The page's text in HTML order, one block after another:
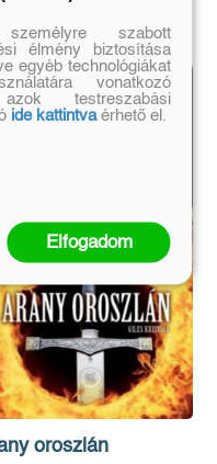
oroszlán
személyre szabott
élmény biztosítása
egyéb technológiákat
vonatkozó
testreszabási
ide kattintvaérhető el.
Elfogadom